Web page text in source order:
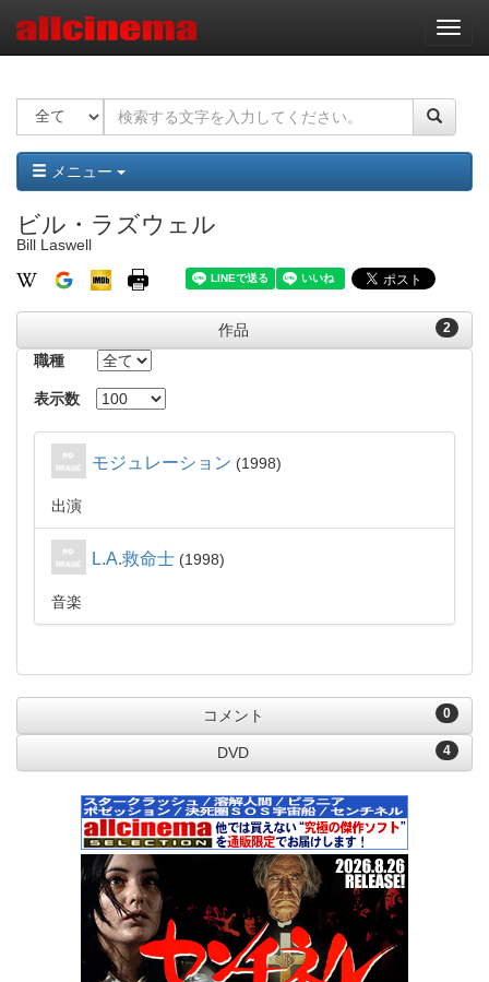
ナ
ビ
ー
ョ
ン
メニュー
ビル・ラズウェル
Bill Laswell
2
作品
職種
表示数
モジュレーション 1998
出演
L.A.救命士 1998
音楽
0
コメント
4
DVD